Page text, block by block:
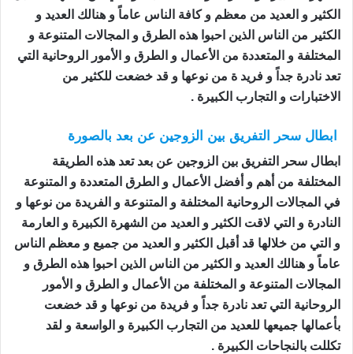
الكثير و العديد من معظم و كافة الناس عاماً و هنالك العديد و
الكثير من الناس الذين احبوا هذه الطرق و المجالات المتنوعة و
المختلفة و المتعددة من الأعمال و الطرق و الأمور الروحانية التي
تعد نادرة جداً و فريد ة من نوعها و قد خضعت للكثير من
الاختبارات و التجارب الكبيرة .
ابطال سحر التفريق بين الزوجين عن بعد بالصورة
ابطال سحر التفريق بين الزوجين عن بعد تعد هذه الطريقة
المختلفة من أهم و أفضل الأعمال و الطرق المتعددة و المتنوعة
في المجالات الروحانية المختلفة و المتنوعة و الفريدة من نوعها و
النادرة و التي لاقت الكثير و العديد من الشهرة الكبيرة و العارمة
و التي من خلالها قد أقبل الكثير و العديد من جميع و معظم الناس
عاماً و هنالك العديد و الكثير من الناس الذين احبوا هذه الطرق و
المجالات المتنوعة و المختلفة من الأعمال و الطرق و الأمور
الروحانية التي تعد نادرة جداً و فريدة من نوعها و قد خضعت
بأعمالها جميعها للعديد من التجارب الكبيرة و الواسعة و لقد
تكللت بالنجاحات الكبيرة .